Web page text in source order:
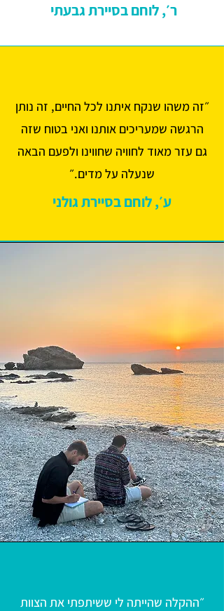
ר׳, לוחם בסיירת גבעתי
״זה משהו שנקח איתנו לכל החיים, זה נותן
הרגשה שמעריכים אותנו ואני בטוח שזה
גם עזר מאוד לחוויה שחווינו ולפעם הבאה
שנעלה על מדים.״
ע׳, לוחם בסיירת גולני
״ההקלה שהייתה לי ששיתפתי את הצוות